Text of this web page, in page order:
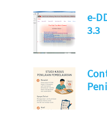
e-
3.3